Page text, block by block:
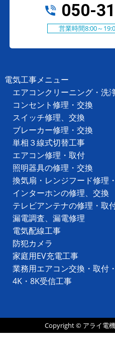
050-
営業時間8:00～
電気工事メニュー
エアコンクリーニング・洗
コンセント修理・交換
スイッチ修理、交換
ブレーカー修理・交換
単相３線式切替工事
エアコン修理・取付
照明器具の修理・交換
換気扇・レンジフード修理
インターホンの修理、交換
テレビアンテナの修理・取
漏電調査、漏電修理
電気配線工事
防犯カメラ
家庭用EV充電工事
業務用エアコン交換・取付
4K・8K受信工事
Copyright © アライ電機